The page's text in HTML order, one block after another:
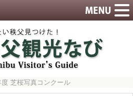
芝桜写真コンクール